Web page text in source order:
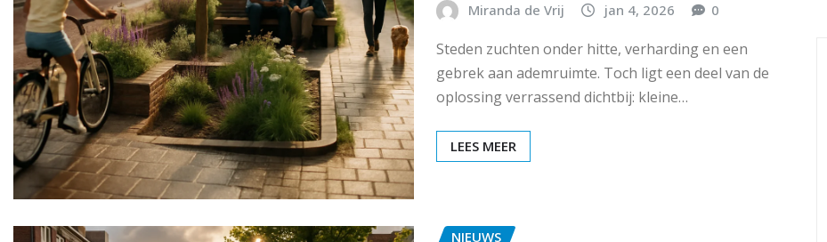
Miranda de Vrij jan 4, 2026 0
Steden zuchten onder hitte, verharding en een
gebrek aan ademruimte. Toch ligt een deel van de
oplossing verrassend dichtbij: kleine…
LEES MEER
NIEUWS